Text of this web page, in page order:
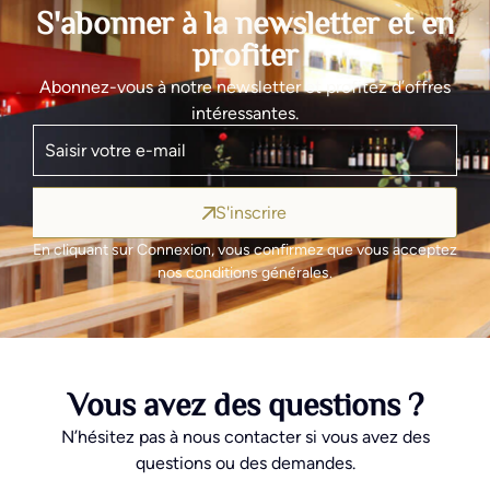
S'abonner à la newsletter et en
profiter
Abonnez-vous à notre newsletter et profitez d’offres
intéressantes.
S'inscrire
En cliquant sur Connexion, vous confirmez que vous acceptez
nos conditions générales.
Vous avez des questions ?
N’hésitez pas à nous contacter si vous avez des
questions ou des demandes.